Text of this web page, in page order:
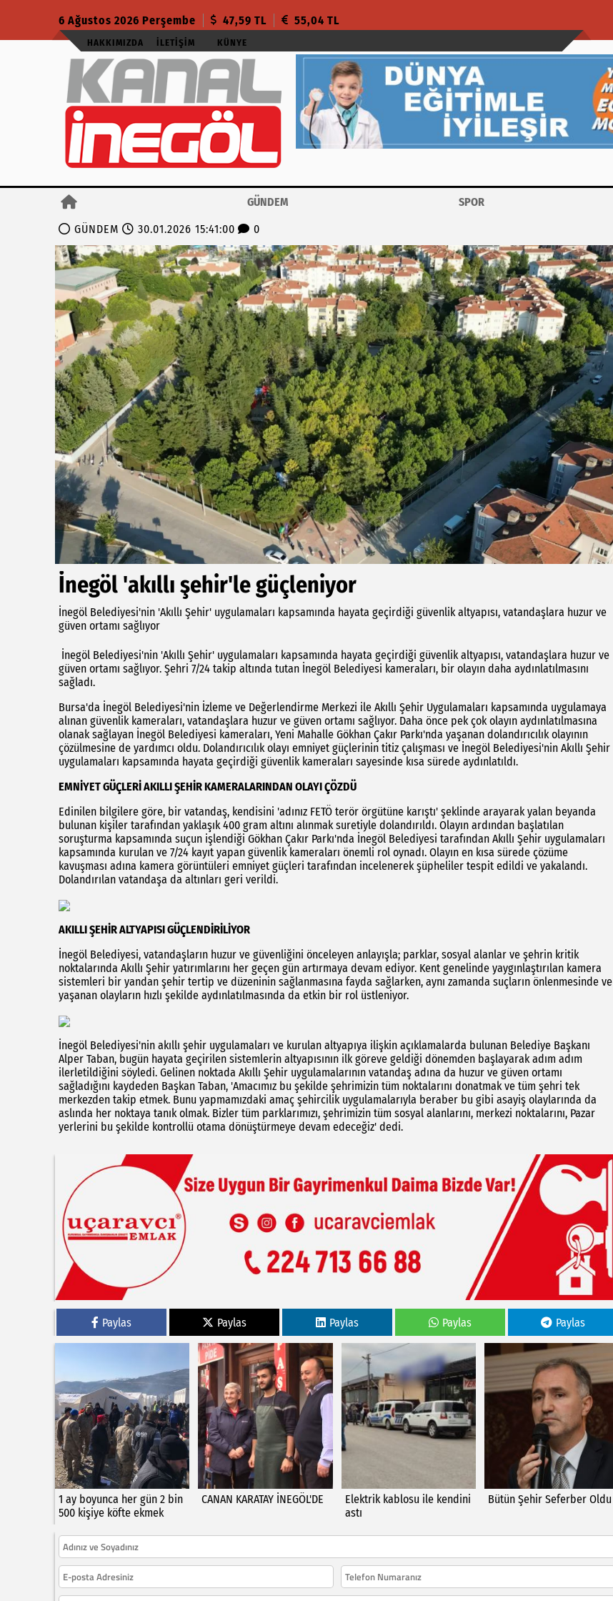
6 Ağustos 2026 Perşembe 47,59 TL 55,04 TL
HAKKIMIZDA İLETIŞIM KÜNYE
GÜNDEM SPOR
GÜNDEM
30.01.2026 15:41:00 0
İnegöl 'akıllı şehir'le güçleniyor
İnegöl Belediyesi'nin 'Akıllı Şehir' uygulamaları kapsamında hayata geçirdiği güvenlik altyapısı, vatandaşlara huzur ve
güven ortamı sağlıyor
İnegöl Belediyesi'nin 'Akıllı Şehir' uygulamaları kapsamında hayata geçirdiği güvenlik altyapısı, vatandaşlara huzur ve
güven ortamı sağlıyor. Şehri 7/24 takip altında tutan İnegöl Belediyesi kameraları, bir olayın daha aydınlatılmasını
sağladı.
Bursa'da İnegöl Belediyesi'nin İzleme ve Değerlendirme Merkezi ile Akıllı Şehir Uygulamaları kapsamında uygulamaya
alınan güvenlik kameraları, vatandaşlara huzur ve güven ortamı sağlıyor. Daha önce pek çok olayın aydınlatılmasına
olanak sağlayan İnegöl Belediyesi kameraları, Yeni Mahalle Gökhan Çakır Parkı'nda yaşanan dolandırıcılık olayının
çözülmesine de yardımcı oldu. Dolandırıcılık olayı emniyet güçlerinin titiz çalışması ve İnegöl Belediyesi'nin Akıllı Şehir
uygulamaları kapsamında hayata geçirdiği güvenlik kameraları sayesinde kısa sürede aydınlatıldı.
EMNİYET GÜÇLERİ AKILLI ŞEHİR KAMERALARINDAN OLAYI ÇÖZDÜ
Edinilen bilgilere göre, bir vatandaş, kendisini 'adınız FETÖ terör örgütüne karıştı' şeklinde arayarak yalan beyanda
bulunan kişiler tarafından yaklaşık 400 gram altını alınmak suretiyle dolandırıldı. Olayın ardından başlatılan
soruşturma kapsamında suçun işlendiği Gökhan Çakır Parkı'nda İnegöl Belediyesi tarafından Akıllı Şehir uygulamaları
kapsamında kurulan ve 7/24 kayıt yapan güvenlik kameraları önemli rol oynadı. Olayın en kısa sürede çözüme
kavuşması adına kamera görüntüleri emniyet güçleri tarafından incelenerek şüpheliler tespit edildi ve yakalandı.
Dolandırılan vatandaşa da altınları geri verildi.
AKILLI ŞEHİR ALTYAPISI GÜÇLENDİRİLİYOR
İnegöl Belediyesi, vatandaşların huzur ve güvenliğini önceleyen anlayışla; parklar, sosyal alanlar ve şehrin kritik
noktalarında Akıllı Şehir yatırımlarını her geçen gün artırmaya devam ediyor. Kent genelinde yaygınlaştırılan kamera
sistemleri bir yandan şehir tertip ve düzeninin sağlanmasına fayda sağlarken, aynı zamanda suçların önlenmesinde ve
yaşanan olayların hızlı şekilde aydınlatılmasında da etkin bir rol üstleniyor.
İnegöl Belediyesi'nin akıllı şehir uygulamaları ve kurulan altyapıya ilişkin açıklamalarda bulunan Belediye Başkanı
Alper Taban, bugün hayata geçirilen sistemlerin altyapısının ilk göreve geldiği dönemden başlayarak adım adım
ilerletildiğini söyledi. Gelinen noktada Akıllı Şehir uygulamalarının vatandaş adına da huzur ve güven ortamı
sağladığını kaydeden Başkan Taban, 'Amacımız bu şekilde şehrimizin tüm noktalarını donatmak ve tüm şehri tek
merkezden takip etmek. Bunu yapmamızdaki amaç şehircilik uygulamalarıyla beraber bu gibi asayiş olaylarında da
aslında her noktaya tanık olmak. Bizler tüm parklarımızı, şehrimizin tüm sosyal alanlarını, merkezi noktalarını, Pazar
yerlerini bu şekilde kontrollü otama dönüştürmeye devam edeceğiz' dedi.
Paylas Paylas Paylas Paylas Paylas
1 ay boyunca her gün 2 bin
500 kişiye köfte ekmek
CANAN KARATAY İNEGÖL'DE
Elektrik kablosu ile kendini
astı
Bütün Şehir Seferber Oldu